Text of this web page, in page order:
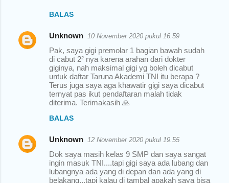
BALAS
Unknown 10 November 2020 pukul 16.59
Pak, saya gigi premolar 1 bagian bawah sudah
di cabut 2² nya karena arahan dari dokter
giginya, nah maksimal gigi yg boleh dicabut
untuk daftar Taruna Akademi TNI itu berapa ?
Terus juga saya aga khawatir gigi saya dicabut
ternyat pas ikut pendaftaran malah tidak
diterima. Terimakasih 🙏
BALAS
Unknown 12 November 2020 pukul 19.55
Dok saya masih kelas 9 SMP dan saya sangat
ingin masuk TNI....tapi gigi saya ada lubang dan
lubangnya ada yang di depan dan ada yang di
belakang...tapi kalau di tambal apakah saya bisa